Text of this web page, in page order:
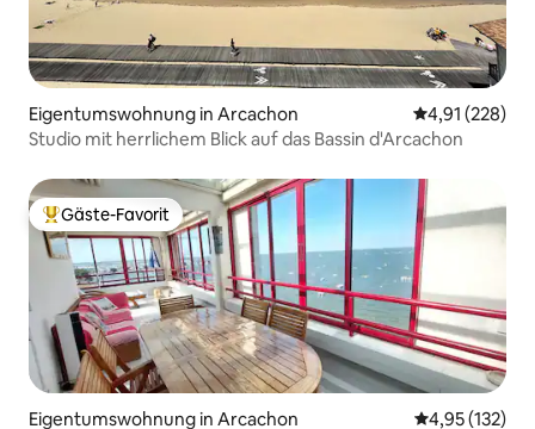
Eigentumswohnung in Arcachon
4,91 (228)
Studio mit herrlichem Blick auf das Bassin d'Arcachon
Beliebter Gäste-Favorit.
Gäste-Favorit
Eigentumswohnung in Arcachon
4,95 (132)